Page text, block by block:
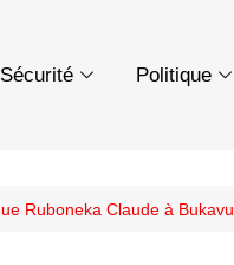
Sécurité Politique
Ruboneka Claude à Bukavu.